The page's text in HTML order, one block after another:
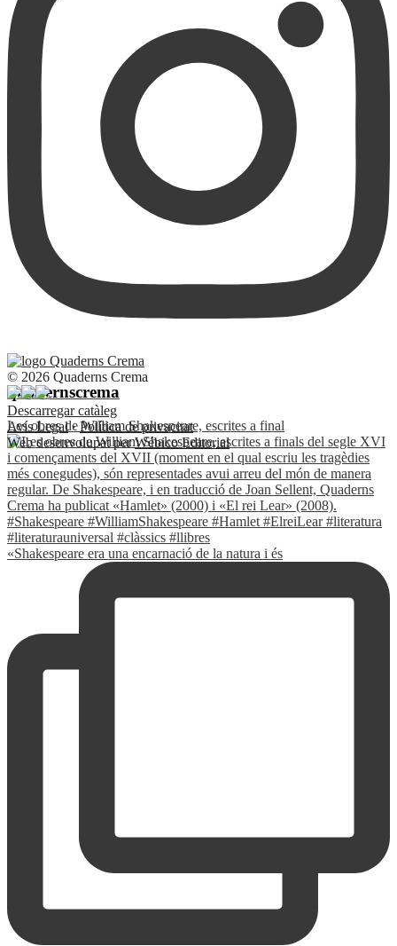
quadernscrema
Les obres de William Shakespeare, escrites a final
«Shakespeare era una encarnació de la natura i és
© 2026 Quaderns Crema
Descarregar catàleg
Avís Legal·Política de privacitat
Web desenvolupat perWébico Editorial